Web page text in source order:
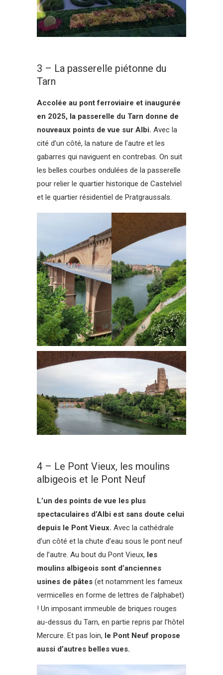
3 – La passerelle piétonne du
Tarn
Accolée au pont ferroviaire et inaugurée
en 2025, la passerelle du Tarn donne de
nouveaux points de vue sur Albi. Avec la
cité d’un côté, la nature de l’autre et les
gabarres qui naviguent en contrebas. On suit
les belles courbes ondulées de la passerelle
pour relier le quartier historique de Castelviel
et le quartier résidentiel de Pratgraussals.
4 – Le Pont Vieux, les moulins
albigeois et le Pont Neuf
L’un des points de vue les plus
spectaculaires d’Albi est sans doute celui
depuis le Pont Vieux. Avec la cathédrale
d’un côté et la chute d’eau sous le pont neuf
de l’autre. Au bout du Pont Vieux, les
moulins albigeois sont d’anciennes
usines de pâtes (et notamment les fameux
vermicelles en forme de lettres de l’alphabet)
! Un imposant immeuble de briques rouges
au-dessus du Tarn, en partie repris par l’hôtel
Mercure. Et pas loin, le Pont Neuf propose
aussi d’autres belles vues.